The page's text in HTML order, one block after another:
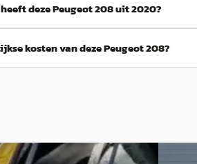
deze Peugeot 208 uit 2020?
kosten van deze Peugeot 208?